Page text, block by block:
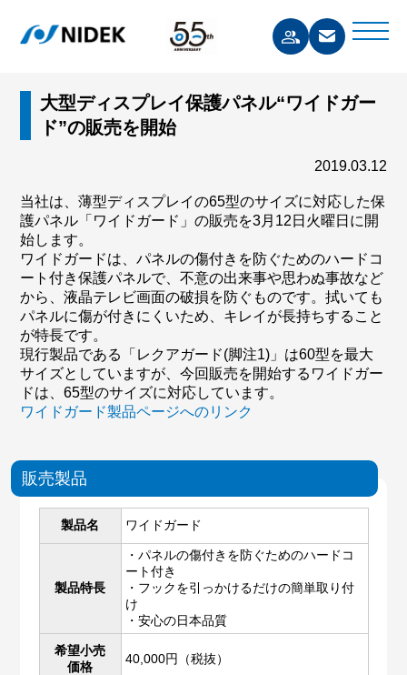
大型ディスプレイ保護パネル“ワイドガー
ド”の販売を開始
2019.03.12
当社は、薄型ディスプレイの65型のサイズに対応した保
護パネル「ワイドガード」の販売を3月12日火曜日に開
始します。
ワイドガードは、パネルの傷付きを防ぐためのハードコ
ート付き保護パネルで、不意の出来事や思わぬ事故など
から、液晶テレビ画面の破損を防ぐものです。拭いても
パネルに傷が付きにくいため、キレイが長持ちすること
が特長です。
現行製品である「レクアガード(脚注1)」は60型を最大
サイズとしていますが、今回販売を開始するワイドガー
ドは、65型のサイズに対応しています。
ワイドガード製品ページへのリンク
販売製品
製品名 ワイドガード
製品特長
・パネルの傷付きを防ぐためのハードコ
ート付き
・フックを引っかけるだけの簡単取り付
け
・安心の日本品質
希望小売
価格
40,000円（税抜）